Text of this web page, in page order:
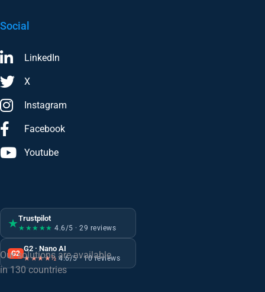
Social
LinkedIn
X
Instagram
Facebook
Youtube
G2
G2 · Nano AI
★★★★½ 4.6/5 · 10 reviews
★Trustpilot
★★★★★ 4.6/5 · 29 reviews
Our solutions are available
in 130 countries